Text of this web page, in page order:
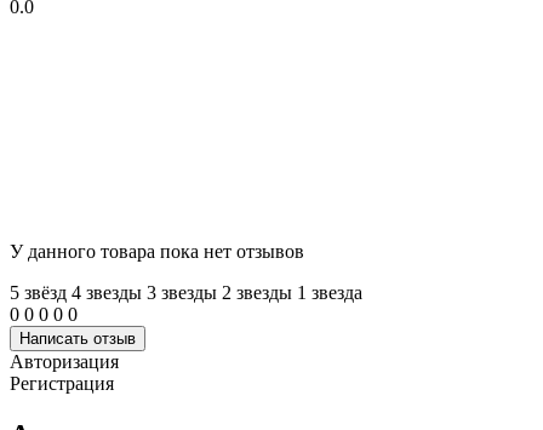
0.0
У данного товара пока нет отзывов
5 звёзд 4 звeзды 3 звeзды 2 звeзды 1 звeзда
0 0 0 0 0
Написать отзыв
Авторизация
Регистрация